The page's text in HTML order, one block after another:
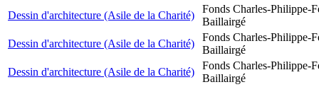
Dessin d'architecture (Asile de la Charité)
Fonds Charles-Philippe-
Baillairgé
Dessin d'architecture (Asile de la Charité)
Fonds Charles-Philippe-
Baillairgé
Dessin d'architecture (Asile de la Charité)
Fonds Charles-Philippe-
Baillairgé